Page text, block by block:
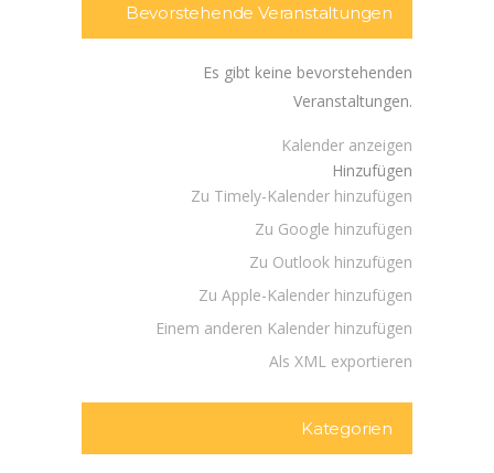
Bevorstehende Veranstaltungen
Es gibt keine bevorstehenden
Veranstaltungen.
Kalender anzeigen
Hinzufügen
Zu Timely-Kalender hinzufügen
Zu Google hinzufügen
Zu Outlook hinzufügen
Zu Apple-Kalender hinzufügen
Einem anderen Kalender hinzufügen
Als XML exportieren
Kategorien